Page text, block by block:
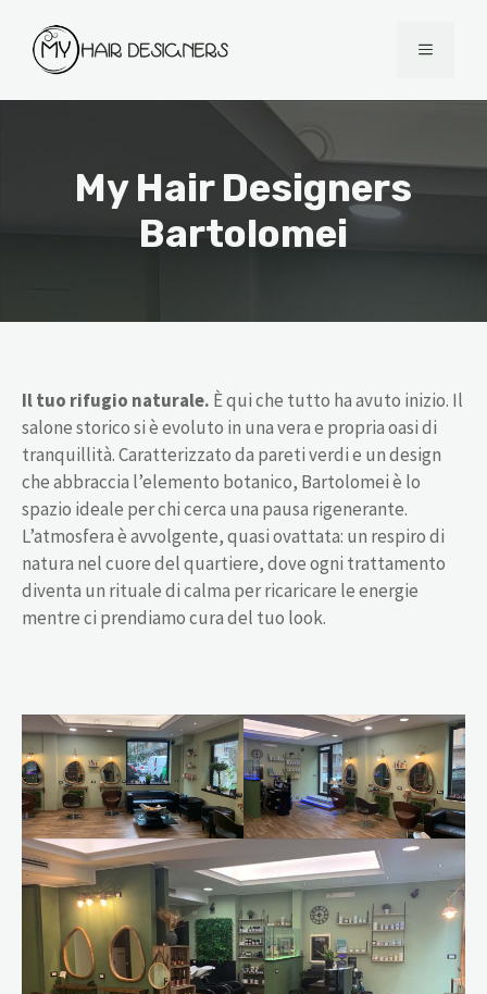
contenuto
MENU
My Hair Designers
Bartolomei
Il tuo rifugio naturale. È qui che tutto ha avuto inizio. Il
salone storico si è evoluto in una vera e propria oasi di
tranquillità. Caratterizzato da pareti verdi e un design
che abbraccia l’elemento botanico, Bartolomei è lo
spazio ideale per chi cerca una pausa rigenerante.
L’atmosfera è avvolgente, quasi ovattata: un respiro di
natura nel cuore del quartiere, dove ogni trattamento
diventa un rituale di calma per ricaricare le energie
mentre ci prendiamo cura del tuo look.